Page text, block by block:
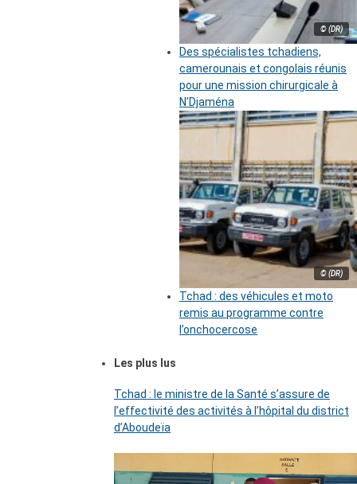
© (DR)
Des spécialistes tchadiens,
camerounais et congolais réunis
pour une mission chirurgicale à
N’Djaména
© (DR)
Tchad : des véhicules et moto
remis au programme contre
l’onchocercose
Les plus lus
Tchad : le ministre de la Santé s’assure de
l’effectivité des activités à l’hôpital du district
d’Aboudeïa